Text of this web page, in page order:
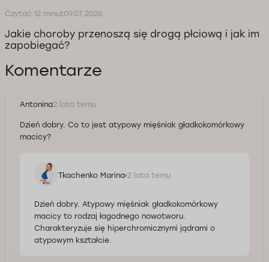
Czytać 12 minut09.07.2026
Jakie choroby przenoszą się drogą płciową i jak im
zapobiegać?
Komentarze
Antonina2 lata temu
Dzień dobry. Co to jest atypowy mięśniak gładkokomórkowy
macicy?
Tkachenko Marina 2 lata temu
Dzień dobry. Atypowy mięśniak gładkokomórkowy
macicy to rodzaj łagodnego nowotworu.
Charakteryzuje się hiperchromicznymi jądrami o
atypowym kształcie.